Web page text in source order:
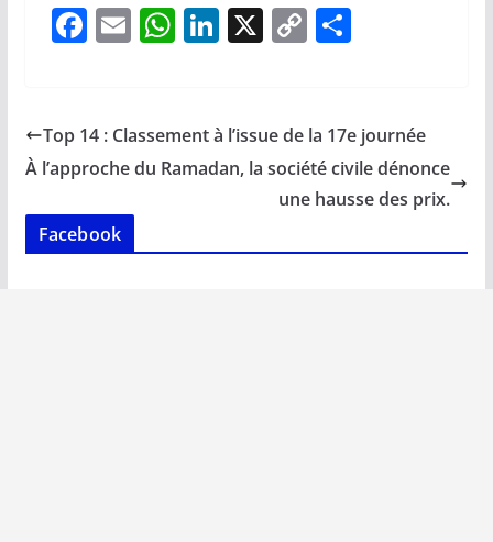
F
b
o
k
E
l
W
s
A
Li
e
dI
X C
y
Li
n
P
g
er
Top 14 : Classement à l’issue de la 17e journée
À l’approche du Ramadan, la société civile dénonce
une hausse des prix.
Facebook